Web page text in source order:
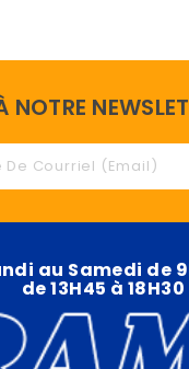
NOTRE
au Samedi de
de 13H45 à 18H30